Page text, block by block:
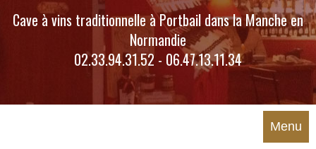
Cave à vins traditionnelle à Portbail dans la Manche en
Normandie
02.33.94.31.52 - 06.47.13.11.34
Menu